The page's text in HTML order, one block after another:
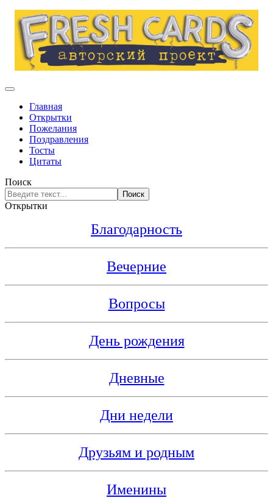
Главная
Открытки
Пожелания
Поздравления
Тосты
Цитаты
Поиск
Поиск
Открытки
Благодарность
Вечерние
Вопросы
День рождения
Дневные
Дни недели
Друзьям и родным
Именины